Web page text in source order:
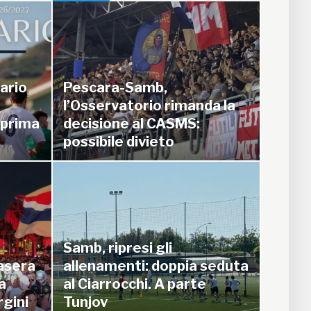
il sipario: stasera
della
Serie C 7 Agosto 2026
Pescara-Samb,
l’Osservatorio rimanda la
decisione al CASMS:
possibile divieto
Samb, ripresi gli
allenamenti: doppia seduta
al Ciarrocchi. A parte
Tunjov